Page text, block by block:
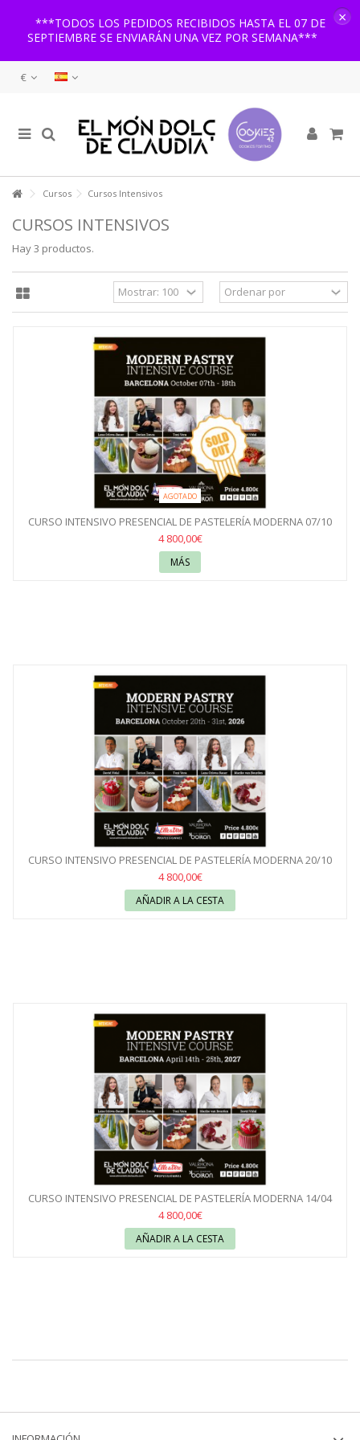
***TODOS LOS PEDIDOS RECIBIDOS HASTA EL 07 DE
SEPTIEMBRE SE ENVIARÁN UNA VEZ POR SEMANA***
×
€
Cursos Cursos Intensivos
CURSOS INTENSIVOS
Hay 3 productos.
AGOTADO
CURSO INTENSIVO PRESENCIAL DE PASTELERÍA MODERNA 07/10
AL...
4 800,00€
MÁS
CURSO INTENSIVO PRESENCIAL DE PASTELERÍA MODERNA 20/10
AL...
4 800,00€
AÑADIR A LA CESTA
CURSO INTENSIVO PRESENCIAL DE PASTELERÍA MODERNA 14/04
AL...
4 800,00€
AÑADIR A LA CESTA